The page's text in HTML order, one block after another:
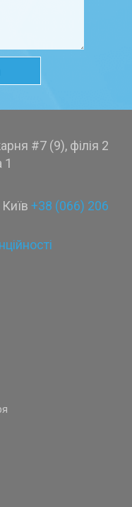
#7 (9), філія 2
1
+38 (066) 206